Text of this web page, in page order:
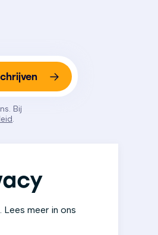
meer in ons
Bij
.